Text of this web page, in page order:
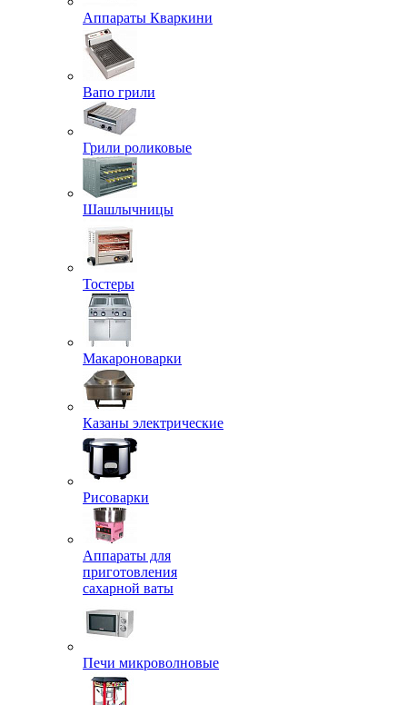
Аппараты Кваркини
Вапо грили
Грили роликовые
Шашлычницы
Тостеры
Макароноварки
Казаны электрические
Рисоварки
Аппараты для
приготовления
сахарной ваты
Печи микроволновые